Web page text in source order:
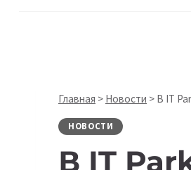
Главная > Новости > В IT
НОВОСТИ
В IT